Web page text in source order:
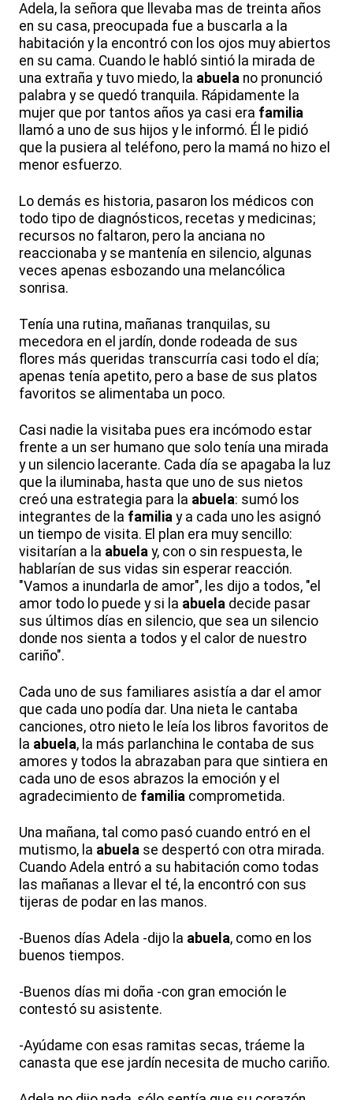
Adela, la señora que llevaba mas de treinta años
en su casa, preocupada fue a buscarla a la
habitación y la encontró con los ojos muy abiertos
en su cama. Cuando le habló sintió la mirada de
una extraña y tuvo miedo, la abuela no pronunció
palabra y se quedó tranquila. Rápidamente la
mujer que por tantos años ya casi era familia
llamó a uno de sus hijos y le informó. Él le pidió
que la pusiera al teléfono, pero la mamá no hizo el
menor esfuerzo.
Lo demás es historia, pasaron los médicos con
todo tipo de diagnósticos, recetas y medicinas;
recursos no faltaron, pero la anciana no
reaccionaba y se mantenía en silencio, algunas
veces apenas esbozando una melancólica
sonrisa.
Tenía una rutina, mañanas tranquilas, su
mecedora en el jardín, donde rodeada de sus
flores más queridas transcurría casi todo el día;
apenas tenía apetito, pero a base de sus platos
favoritos se alimentaba un poco.
Casi nadie la visitaba pues era incómodo estar
frente a un ser humano que solo tenía una mirada
y un silencio lacerante. Cada día se apagaba la luz
que la iluminaba, hasta que uno de sus nietos
creó una estrategia para la abuela: sumó los
integrantes de la familia y a cada uno les asignó
un tiempo de visita. El plan era muy sencillo:
visitarían a la abuela y, con o sin respuesta, le
hablarían de sus vidas sin esperar reacción.
"Vamos a inundarla de amor", les dijo a todos, "el
amor todo lo puede y si la abuela decide pasar
sus últimos días en silencio, que sea un silencio
donde nos sienta a todos y el calor de nuestro
cariño".
Cada uno de sus familiares asistía a dar el amor
que cada uno podía dar. Una nieta le cantaba
canciones, otro nieto le leía los libros favoritos de
la abuela, la más parlanchina le contaba de sus
amores y todos la abrazaban para que sintiera en
cada uno de esos abrazos la emoción y el
agradecimiento de familia comprometida.
Una mañana, tal como pasó cuando entró en el
mutismo, la abuela se despertó con otra mirada.
Cuando Adela entró a su habitación como todas
las mañanas a llevar el té, la encontró con sus
tijeras de podar en las manos.
-Buenos días Adela -dijo la abuela, como en los
buenos tiempos.
-Buenos días mi doña -con gran emoción le
contestó su asistente.
-Ayúdame con esas ramitas secas, tráeme la
canasta que ese jardín necesita de mucho cariño.